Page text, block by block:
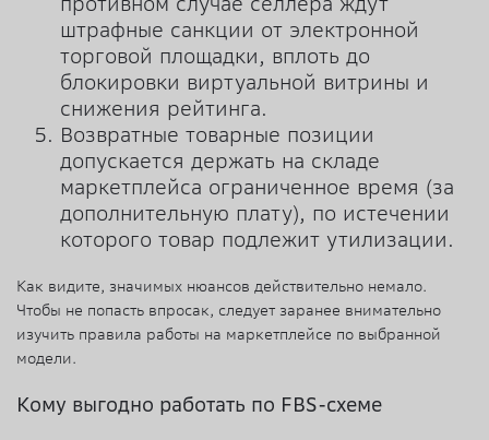
штрафные санкции от электронной
торговой площадки, вплоть до
блокировки виртуальной витрины и
снижения рейтинга.
Возвратные товарные позиции
допускается держать на складе
маркетплейса ограниченное время (за
дополнительную плату), по истечении
которого товар подлежит утилизации.
Как видите, значимых нюансов действительно немало.
Чтобы не попасть впросак, следует заранее внимательно
изучить правила работы на маркетплейсе по выбранной
модели.
Кому выгодно работать по FBS-схеме